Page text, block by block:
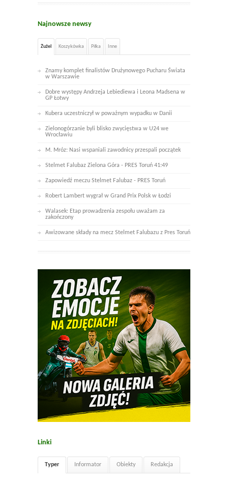
Najnowsze newsy
Żużel Koszykówka Piłka Inne
Znamy komplet finalistów Drużynowego Pucharu Świata
w Warszawie
Dobre występy Andrzeja Lebiediewa i Leona Madsena w
GP Łotwy
Kubera uczestniczył w poważnym wypadku w Danii
Zielonogórzanie byli blisko zwycięstwa w U24 we
Wrocławiu
M. Mróz: Nasi wspaniali zawodnicy przespali początek
Stelmet Falubaz Zielona Góra - PRES Toruń 41:49
Zapowiedź meczu Stelmet Falubaz - PRES Toruń
Robert Lambert wygrał w Grand Prix Polsk w Łodzi
Walasek: Etap prowadzenia zespołu uważam za
zakończony
Awizowane składy na mecz Stelmet Falubazu z Pres Toruń
Linki
Typer Informator Obiekty Redakcja